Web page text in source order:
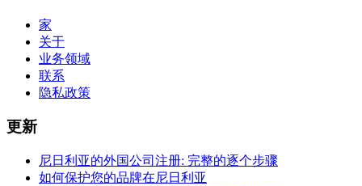
家
关于
业务领域
联系
隐私政策
更新
尼日利亚的外国公司注册: 完整的逐个步骤
如何保护您的品牌在尼日利亚